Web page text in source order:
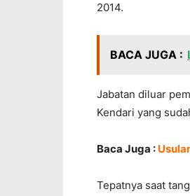
2014.
BACA JUGA :
Jabatan diluar
Kendari yang
Baca Juga :
Tepatnya saat